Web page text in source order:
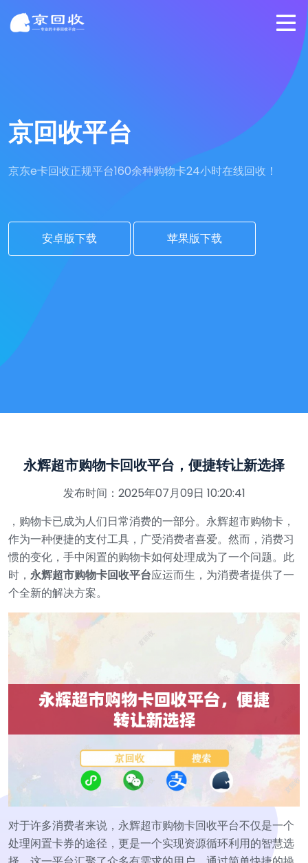
京回收平台
京东e卡回收正规平台160余种购物卡24小时在线回收！
安卓版下载 苹果版下载
永辉超市购物卡回收平台，便捷转让新选择
发布时间：2025年07月09日 10:20:41
，购物卡已成为人们日常消费的一部分。永辉超市购物卡，
作为一种便捷的支付工具，广受消费者喜爱。然而，消费习
惯的变化，手中闲置的购物卡如何处理成为了一个问题。此
时， 永辉超市购物卡回收平台应运而生，为消费者提供了一
个全新的解决方案。
对于许多消费者来说，永辉超市购物卡回收平台不仅是一个
处理闲置卡券的途径，更是一个实现资源循环利用的智慧选